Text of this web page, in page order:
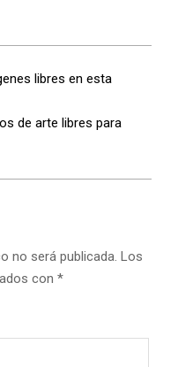
libres en esta
de arte libres para
no será publicada. Los
con *